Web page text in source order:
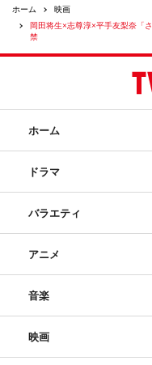
ホーム
映画
岡田将生×志尊淳×平手友梨奈「
禁
ホーム
ドラマ
バラエティ
アニメ
音楽
映画